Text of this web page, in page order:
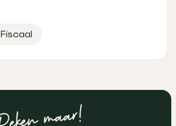
Fiscaal